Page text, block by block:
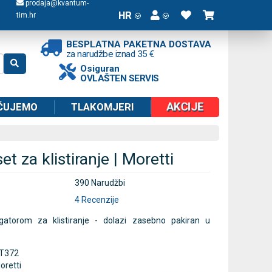
prodaja@kvantum-
tim.hr
HR
BESPLATNA PAKETNA DOSTAVA
za narudžbe iznad 35 €
Osiguran
OVLAŠTEN SERVIS
TLAKOMJERI AKCIJE
za klistiranje | Moretti
390 Narudžbi
4 Recenzije
za klistiranje - dolazi zasebno pakiran u